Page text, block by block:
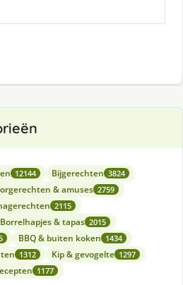
12144 Bijgerechten 3824
& amuses 2759
2115
Borrelhapjes & tapas 2015
BBQ & buiten koken 1434
1312 Kip & gevogelte 1297
1177